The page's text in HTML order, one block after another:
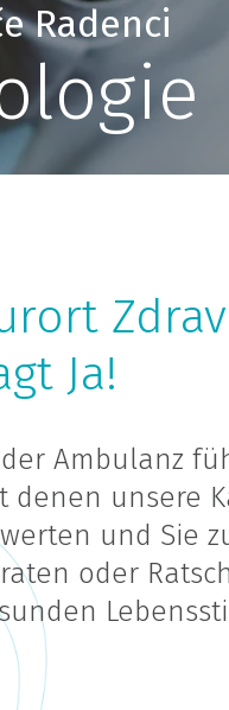
Radenci
Ja!
Ambulanz
denen unsere
und Sie
oder